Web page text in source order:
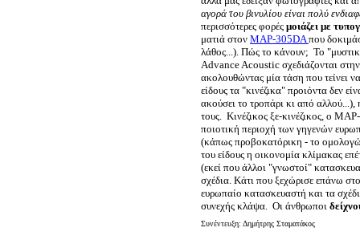
αγορά του βινυλίου είναι πολύ
περισσότερες φορές μοιάζει με
ματιά στον MAP-305DAπου
λάθος...). Πώς το κάνουν; Το
Advance Acoustic σχεδιάζονται
ακολουθώντας μία τάση που τείνει
είδους τα "κινέζικα" προιόντα δεν
ακούσει το τροπάρι κι από αλλού...),
τους. Κινέζικος ξε-κινέζικος, ο
ποιοτική περιοχή των γηγενών
(κάπως προβοκατόρικη - το
του είδους η οικονομία κλίμακας
(εκεί που άλλοι "γνωστοί"
σχέδια. Κάτι που ξεχώρισε επάνω
ευρωπαίο κατασκευαστή και τα
συνεχής κλάψα. Οι άνθρωποι
Συνέντευξη: Δημήτρης Σταματάκος